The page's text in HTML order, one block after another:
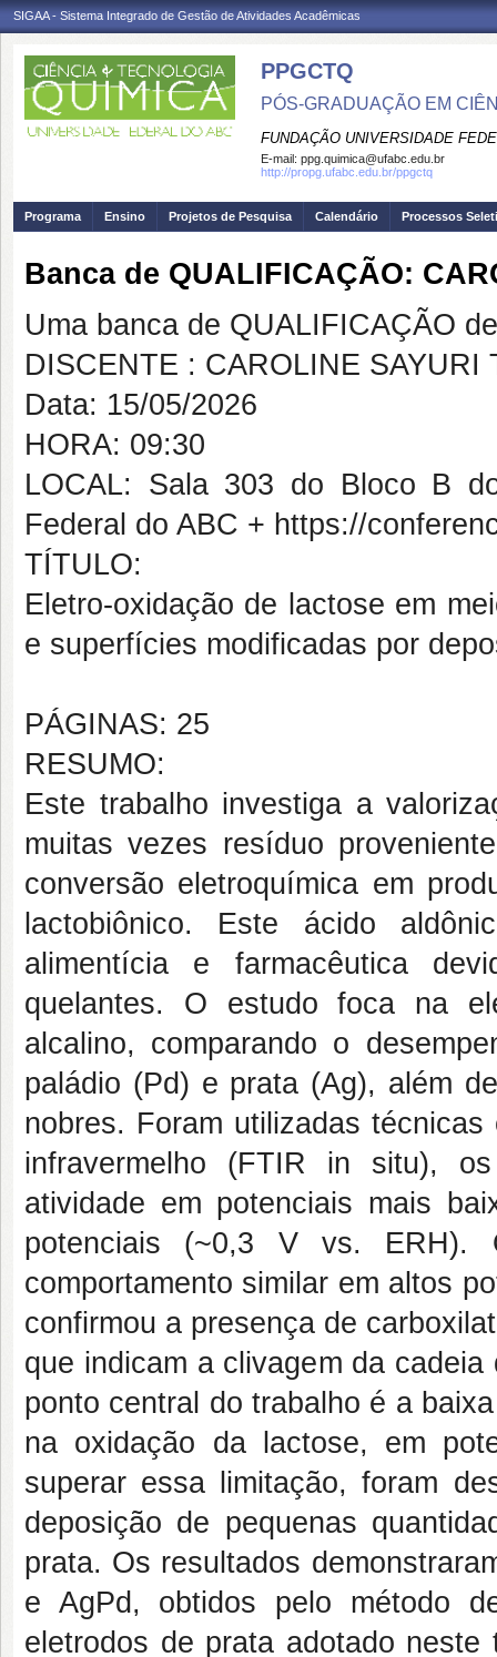
SIGAA - Sistema Integrado de Gestão de Atividades Acadêmicas
PPGCTQ
PÓS-GRADUAÇÃO EM
FUNDAÇÃO UNIVERSIDADE
E-mail: ppg.quimica@ufabc.edu.br
http://propg.ufabc.edu.br/ppgctq
Programa Ensino Projetos de Pesquisa Calendário Processos
Banca de QUALIFICAÇÃO:
Uma banca de QUALIFICAÇÃO
DISCENTE : CAROLINE SAYURI
Data: 15/05/2026
HORA: 09:30
LOCAL: Sala 303 do Bloco B
Federal do ABC + https://
TÍTULO:
Eletro-oxidação de lactose em
e superfícies modificadas por
PÁGINAS: 25
RESUMO:
Este trabalho investiga a
muitas vezes resíduo
conversão eletroquímica em
lactobiônico. Este ácido
alimentícia e farmacêutica
quelantes. O estudo foca na
alcalino, comparando o
paládio (Pd) e prata (Ag), além
nobres. Foram utilizadas
infravermelho (FTIR in situ),
atividade em potenciais mais
potenciais (~0,3 V vs. ERH).
comportamento similar em altos
confirmou a presença de
que indicam a clivagem da
ponto central do trabalho é a
na oxidação da lactose, em
superar essa limitação, foram
deposição de pequenas
prata. Os resultados
e AgPd, obtidos pelo método
eletrodos de prata adotado